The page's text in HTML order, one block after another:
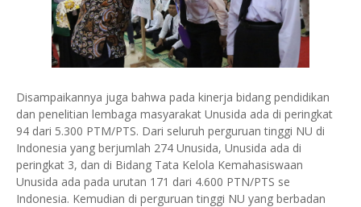
Disampaikannya juga bahwa pada kinerja bidang pendidikan
dan penelitian lembaga masyarakat Unusida ada di peringkat
94 dari 5.300 PTM/PTS. Dari seluruh perguruan tinggi NU di
Indonesia yang berjumlah 274 Unusida, Unusida ada di
peringkat 3, dan di Bidang Tata Kelola Kemahasiswaan
Unusida ada pada urutan 171 dari 4.600 PTN/PTS se
Indonesia. Kemudian di perguruan tinggi NU yang berbadan